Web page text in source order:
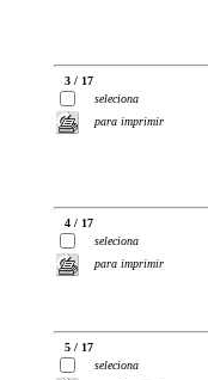
3 / 17
seleciona
para imprimir
4 / 17
seleciona
para imprimir
5 / 17
seleciona